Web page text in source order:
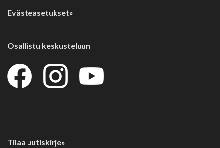
Evästeasetukset»
Osallistu keskusteluun
Tilaa uutiskirje»